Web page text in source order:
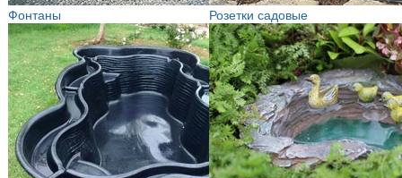
Фонтаны Розетки садовые